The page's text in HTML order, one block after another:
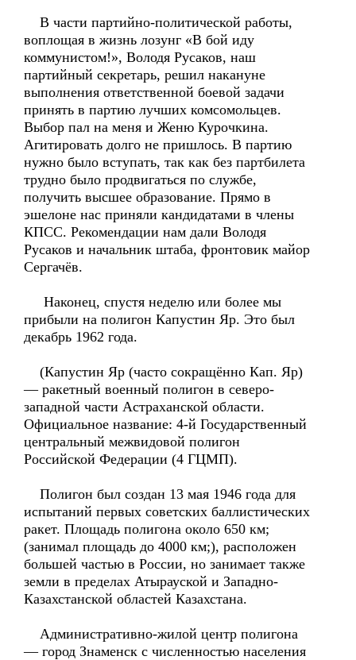
В части партийно-политической работы,
воплощая в жизнь лозунг «В бой иду
коммунистом!», Володя Русаков, наш
партийный секретарь, решил накануне
выполнения ответственной боевой задачи
принять в партию лучших комсомольцев.
Выбор пал на меня и Женю Курочкина.
Агитировать долго не пришлось. В партию
нужно было вступать, так как без партбилета
трудно было продвигаться по службе,
получить высшее образование. Прямо в
эшелоне нас приняли кандидатами в члены
КПСС. Рекомендации нам дали Володя
Русаков и начальник штаба, фронтовик майор
Сергачёв.
Наконец, спустя неделю или более мы
прибыли на полигон Капустин Яр. Это был
декабрь 1962 года.
(Капустин Яр (часто сокращённо Кап. Яр)
— ракетный военный полигон в северо-
западной части Астраханской области.
Официальное название: 4-й Государственный
центральный межвидовой полигон
Российской Федерации (4 ГЦМП).
Полигон был создан 13 мая 1946 года для
испытаний первых советских баллистических
ракет. Площадь полигона около 650 км;
(занимал площадь до 4000 км;), расположен
большей частью в России, но занимает также
земли в пределах Атырауской и Западно-
Казахстанской областей Казахстана.
Административно-жилой центр полигона
— город Знаменск с численностью населения